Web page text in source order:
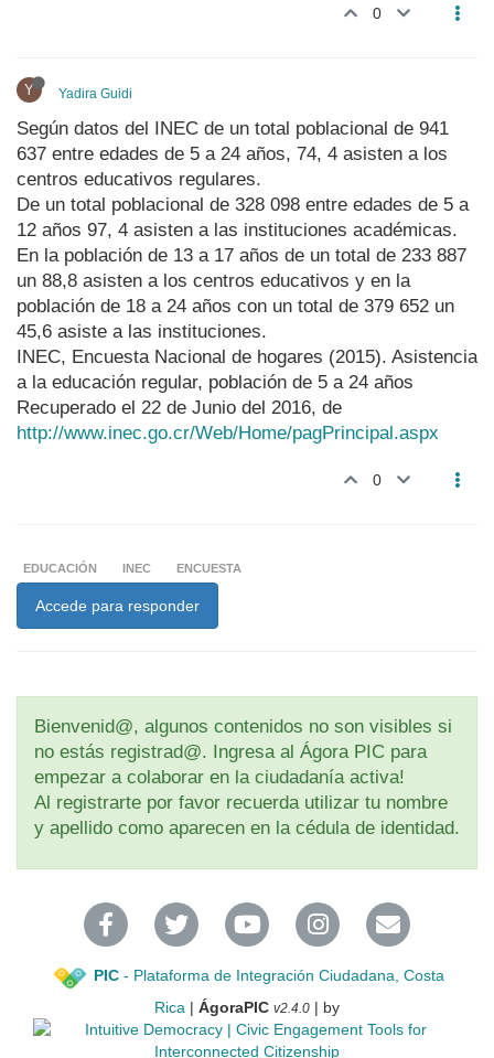
0
Y Yadira Guidi
Según datos del INEC de un total poblacional de 941
637 entre edades de 5 a 24 años, 74, 4 asisten a los
centros educativos regulares.
De un total poblacional de 328 098 entre edades de 5 a
12 años 97, 4 asisten a las instituciones académicas.
En la población de 13 a 17 años de un total de 233 887
un 88,8 asisten a los centros educativos y en la
población de 18 a 24 años con un total de 379 652 un
45,6 asiste a las instituciones.
INEC, Encuesta Nacional de hogares (2015). Asistencia
a la educación regular, población de 5 a 24 años
Recuperado el 22 de Junio del 2016, de
http://www.inec.go.cr/Web/Home/pagPrincipal.aspx
0
EDUCACIÓN INEC ENCUESTA
Accede para responder
Bienvenid@, algunos contenidos no son visibles si
no estás registrad@. Ingresa al Ágora PIC para
empezar a colaborar en la ciudadanía activa!
Al registrarte por favor recuerda utilizar tu nombre
y apellido como aparecen en la cédula de identidad.
PIC- Plataforma de Integración Ciudadana, Costa
Rica | ÁgoraPIC v2.4.0 | by